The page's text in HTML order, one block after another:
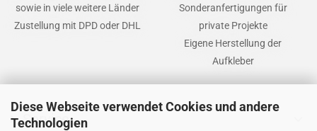
Diese Webseite verwendet Cookies und andere
Technologien
sowie in viele weitere Länder
Zustellung mit DPD oder DHL
Sonderanfertigungen für
private Projekte
Eigene Herstellung der
Aufkleber
Service